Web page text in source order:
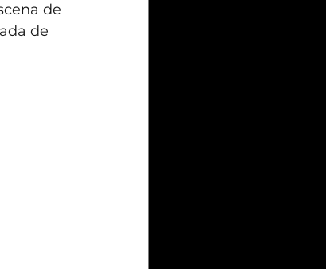
de
de